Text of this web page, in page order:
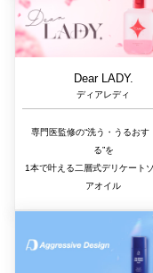
Dear LADY.
ディアレディ
専門医監修の“洗う・うるおす
る”を
1本で叶える二層式デリケート
アオイル